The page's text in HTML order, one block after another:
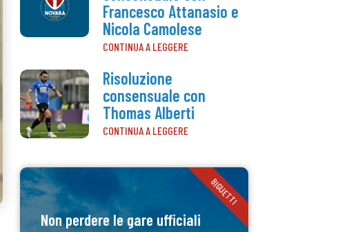
Francesco Attanasio e
Nicola Camolese
CONTINUA A LEGGERE
Risoluzione
consensuale con
Thomas Alberti
CONTINUA A LEGGERE
Non perdere le gare ufficiali
BIGLIETTI